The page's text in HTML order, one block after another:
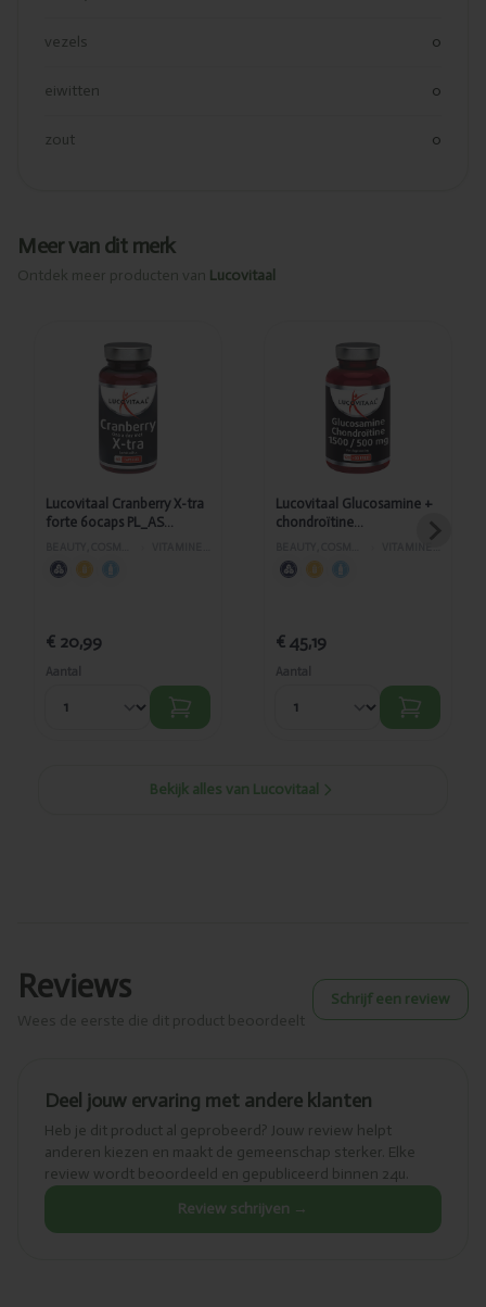
vezels 0
eiwitten 0
zout 0
Meer van dit merk
Ontdek meer producten van Lucovitaal
Toegevoegd
Lucovitaal
Cranberry X-
tra forte
60caps
PL_AS
372/390
Lucovitaal Cranberry X-tra
forte 60caps PL_AS
€ 20,99
Aantal
Toegevoegd
Lucovitaal
Glucosamine +
chondroïtine
1500mg/500mg
120tabl + 30gratis
AS472/157
Lucovitaal Glucosamine +
chondroïtine
30gratis AS472/157
€ 45,19
Aantal
Bekijk alles van Lucovitaal
Reviews Schrijf een review
Deel jouw ervaring met andere klanten
Heb je dit product al geprobeerd? Jouw review helpt
anderen kiezen en maakt de gemeenschap sterker. Elke
review wordt beoordeeld en gepubliceerd binnen 24u.
Review schrijven →